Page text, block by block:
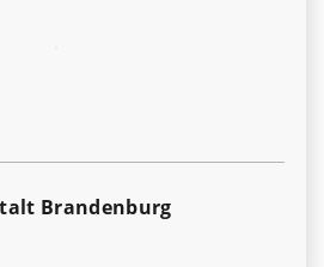
Brandenburg